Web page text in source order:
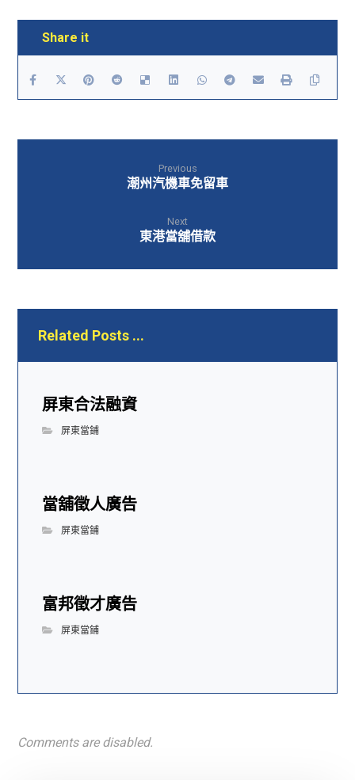
Previous
潮州汽機車免留車
Next
東港當舖借款
Related Posts ...
屏東合法融資
屏東當鋪
當舖徵人廣告
屏東當鋪
富邦徵才廣告
屏東當鋪
Comments are disabled.